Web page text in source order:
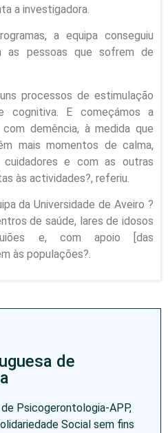
a investigadora.
a equipa conseguiu
as pessoas que sofrem de
processos de estimulação
cognitiva. E começámos a
demência, à medida que
mais momentos de calma,
e com as outras
às actividades?, referiu.
da Universidade de Aveiro ?
de saúde, lares de idosos
e, com apoio [das
às populações?.
de
Psicogerontologia-APP,
Social sem fins